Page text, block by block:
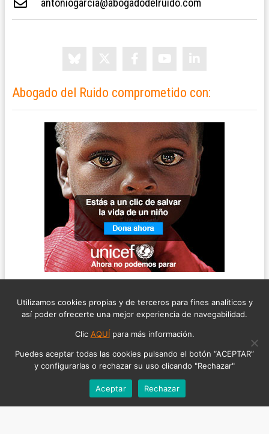
antoniogarcia@abogadodelruido.com
Abogado del Ruido comprometido con:
Utilizamos cookies propias y de terceros para fines analíticos y
así poder ofrecerte una mejor experiencia de navegabilidad.
Clic AQUÍpara más información.
Puedes aceptar todas las cookies pulsando el botón “ACEPTAR”
y configurarlas o rechazar su uso clicando "Rechazar"
Aceptar Rechazar